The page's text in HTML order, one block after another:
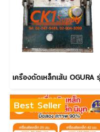
Best Seller